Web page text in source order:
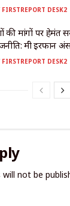
FIRSTREPORT DESK2
की मांगों पर हेमंत
मंत्री इरफान
FIRSTREPORT DESK2
not be